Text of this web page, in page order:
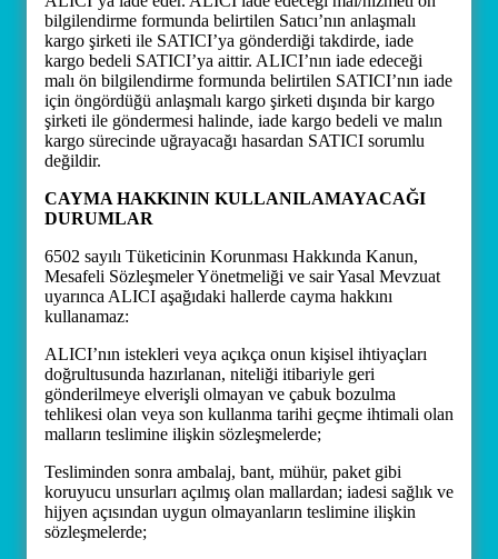
bilgilendirme formunda belirtilen Satıcı’nın anlaşmalı
kargo şirketi ile SATICI’ya gönderdiği takdirde, iade
kargo bedeli SATICI’ya aittir. ALICI’nın iade edeceği
malı ön bilgilendirme formunda belirtilen SATICI’nın iade
için öngördüğü anlaşmalı kargo şirketi dışında bir kargo
şirketi ile göndermesi halinde, iade kargo bedeli ve malın
kargo sürecinde uğrayacağı hasardan SATICI sorumlu
değildir.
CAYMA HAKKININ KULLANILAMAYACAĞI
DURUMLAR
6502 sayılı Tüketicinin Korunması Hakkında Kanun,
Mesafeli Sözleşmeler Yönetmeliği ve sair Yasal Mevzuat
uyarınca ALICI aşağıdaki hallerde cayma hakkını
kullanamaz:
ALICI’nın istekleri veya açıkça onun kişisel ihtiyaçları
doğrultusunda hazırlanan, niteliği itibariyle geri
gönderilmeye elverişli olmayan ve çabuk bozulma
tehlikesi olan veya son kullanma tarihi geçme ihtimali olan
malların teslimine ilişkin sözleşmelerde;
Tesliminden sonra ambalaj, bant, mühür, paket gibi
koruyucu unsurları açılmış olan mallardan; iadesi sağlık ve
hijyen açısından uygun olmayanların teslimine ilişkin
sözleşmelerde;